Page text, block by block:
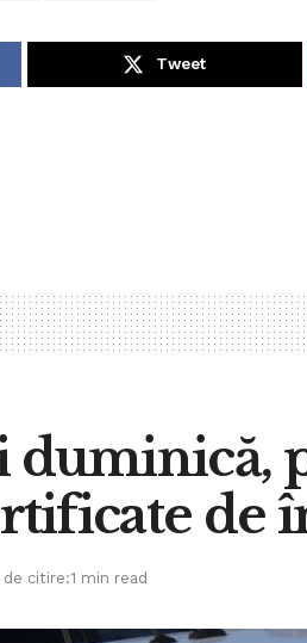
Tweet
duminică,
de
citire:1 min read